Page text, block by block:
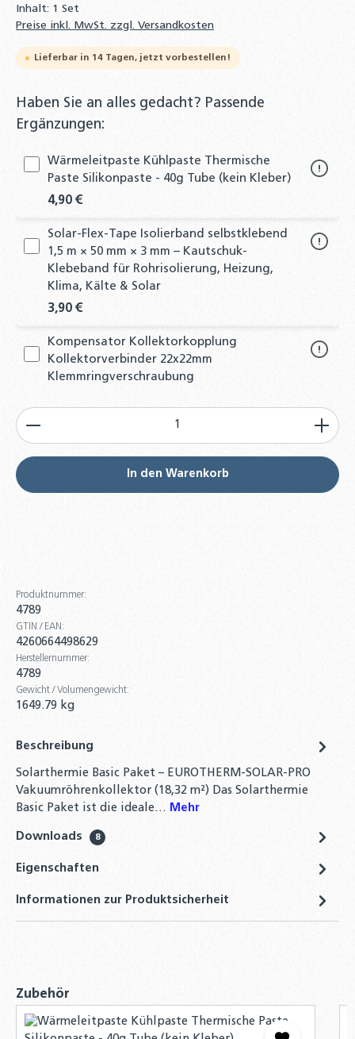
Inhalt: 1 Set
Preise inkl. MwSt. zzgl. Versandkosten
Lieferbar in 14 Tagen, jetzt vorbestellen!
Haben Sie an alles gedacht? Passende
Ergänzungen:
Wärmeleitpaste Kühlpaste Thermische
Paste Silikonpaste - 40g Tube (kein Kleber)
4,90 €
Solar-Flex-Tape Isolierband selbstklebend
1,5 m × 50 mm × 3 mm – Kautschuk-
Klebeband für Rohrisolierung, Heizung,
Klima, Kälte & Solar
3,90 €
Kompensator Kollektorkopplung
Kollektorverbinder 22x22mm
Klemmringverschraubung
Hochtemperaturbeständig (Grobgewinde)
4,30 €
DN16 Solarleitung Doppelwellrohr
Edelstahlwellrohr 14mm Isolierung
DN20 Solarleitung Doppelwellrohr
188,00 €
300L Warmwasserspeicher - 2
Wärmetauscher Brauchwasserspeicher
Solarspeicher Boiler
769,00 €
Anschlussrohr für Ausdehnungsgefäße
19,90 €
DN16 Wellrohr Verschraubung
Schnellverschraubung Schnellkupplung für
Produkt Anzahl: Gib den gewünschten Wert ein
In den Warenkorb
Produktnummer:
4789
GTIN / EAN:
4260664498629
Herstellernummer:
4789
Gewicht / Volumengewicht:
1649.79 kg
Beschreibung
Solarthermie Basic Paket – EUROTHERM-SOLAR-PRO
Vakuumröhrenkollektor (18,32 m²) Das Solarthermie
Basic Paket ist die ideale… Mehr
Downloads 8
Eigenschaften
Informationen zur Produktsicherheit
Produktgalerie überspringen
Zubehör